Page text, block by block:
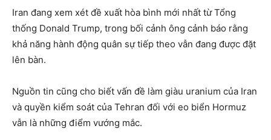
Iran đang xem xét đề xuất hòa bình mới nhất từ Tổng
thống Donald Trump, trong bối cảnh ông cảnh báo rằng
khả năng hành động quân sự tiếp theo vẫn đang được đặt
lên bàn.
Nguồn tin cũng cho biết vấn đề làm giàu uranium của Iran
và quyền kiểm soát của Tehran đối với eo biển Hormuz
vẫn là những điểm vướng mắc.